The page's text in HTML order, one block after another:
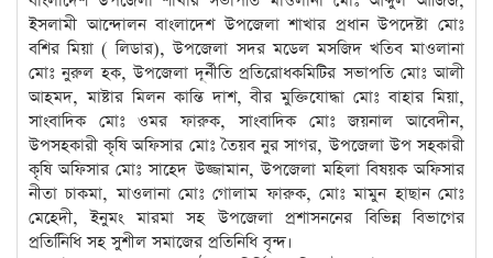
ইসলামী আন্দোলন বাংলাদেশ উপজেলা শাখার প্রধান উপদেষ্টা মোঃ
বশির মিয়া ( লিডার), উপজেলা সদর মডেল মসজিদ খতিব মাওলানা
মোঃ নুরুল হক, উপজেলা দূর্নীতি প্রতিরোধকমিটির সভাপতি মোঃ আলী
আহমদ, মাষ্টার মিলন কান্তি দাশ, বীর মুক্তিযোদ্ধা মোঃ বাহার মিয়া,
সাংবাদিক মোঃ ওমর ফারুক, সাংবাদিক মোঃ জয়নাল আবেদীন,
উপসহকারী কৃষি অফিসার মোঃ তৈয়ব নুর সাগর, উপজেলা উপ সহকারী
কৃষি অফিসার মোঃ সাহেদ উজ্জামান, উপজেলা মহিলা বিষয়ক অফিসার
নীতা চাকমা, মাওলানা মোঃ গোলাম ফারুক, মোঃ মামুন হাছান মোঃ
মেহেদী, ইনুমং মারমা সহ উপজেলা প্রশাসননের বিভিন্ন বিভাগের
প্রতিনিিধি সহ সুশীল সমাজের প্রতিনিধি বৃন্দ।